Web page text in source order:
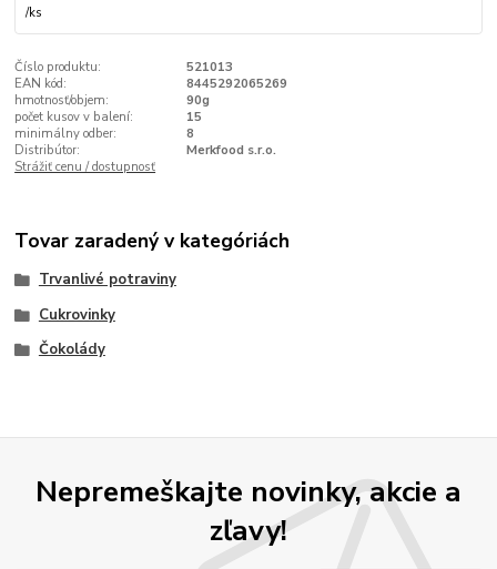
/ks
Číslo produktu:
521013
EAN kód:
8445292065269
hmotnosť/objem:
90g
počet kusov v balení:
15
minimálny odber:
8
Distribútor:
Merkfood s.r.o.
Strážiť cenu / dostupnosť
Tovar zaradený v kategóriách
Trvanlivé potraviny
Cukrovinky
Čokolády
Nepremeškajte novinky, akcie a
zľavy!